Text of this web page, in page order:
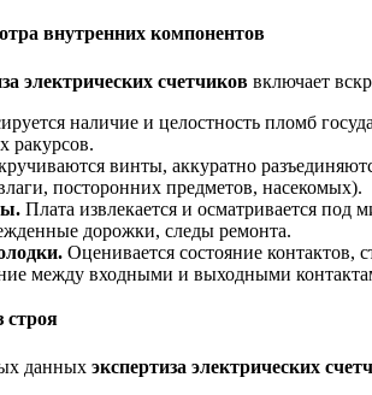
внутренних компонентов
электрических счетчиков включает
наличие и целостность пломб
ракурсов.
винты, аккуратно
посторонних предметов, насекомых).
Плата извлекается и осматривается под
дорожки, следы ремонта.
Оценивается состояние контактов,
между входными и выходными
строя
данных экспертиза электрических